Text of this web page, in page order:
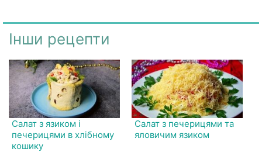
Інши рецепти
Салат з язиком і
печерицями в хлібному
кошику
Салат з печерицями та
яловичим язиком